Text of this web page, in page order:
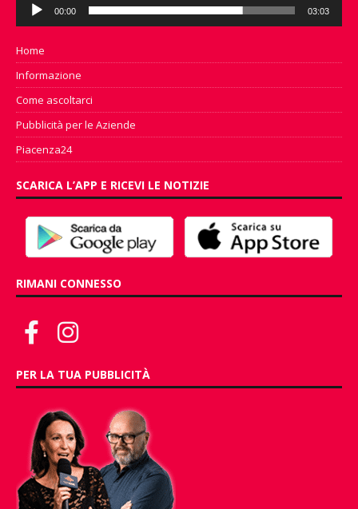
Player
00:00 03:03
Home
Informazione
Come ascoltarci
Pubblicità per le Aziende
Piacenza24
SCARICA L’APP E RICEVI LE NOTIZIE
RIMANI CONNESSO
PER LA TUA PUBBLICITÀ